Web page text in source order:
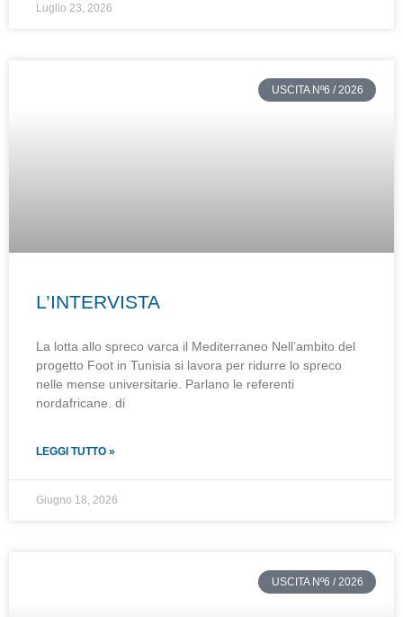
Luglio 23, 2026
USCITA Nº6 / 2026
L’INTERVISTA
La lotta allo spreco varca il Mediterraneo Nell’ambito del
progetto Foot in Tunisia si lavora per ridurre lo spreco
nelle mense universitarie. Parlano le referenti
nordafricane. di
LEGGI TUTTO »
Giugno 18, 2026
USCITA Nº6 / 2026